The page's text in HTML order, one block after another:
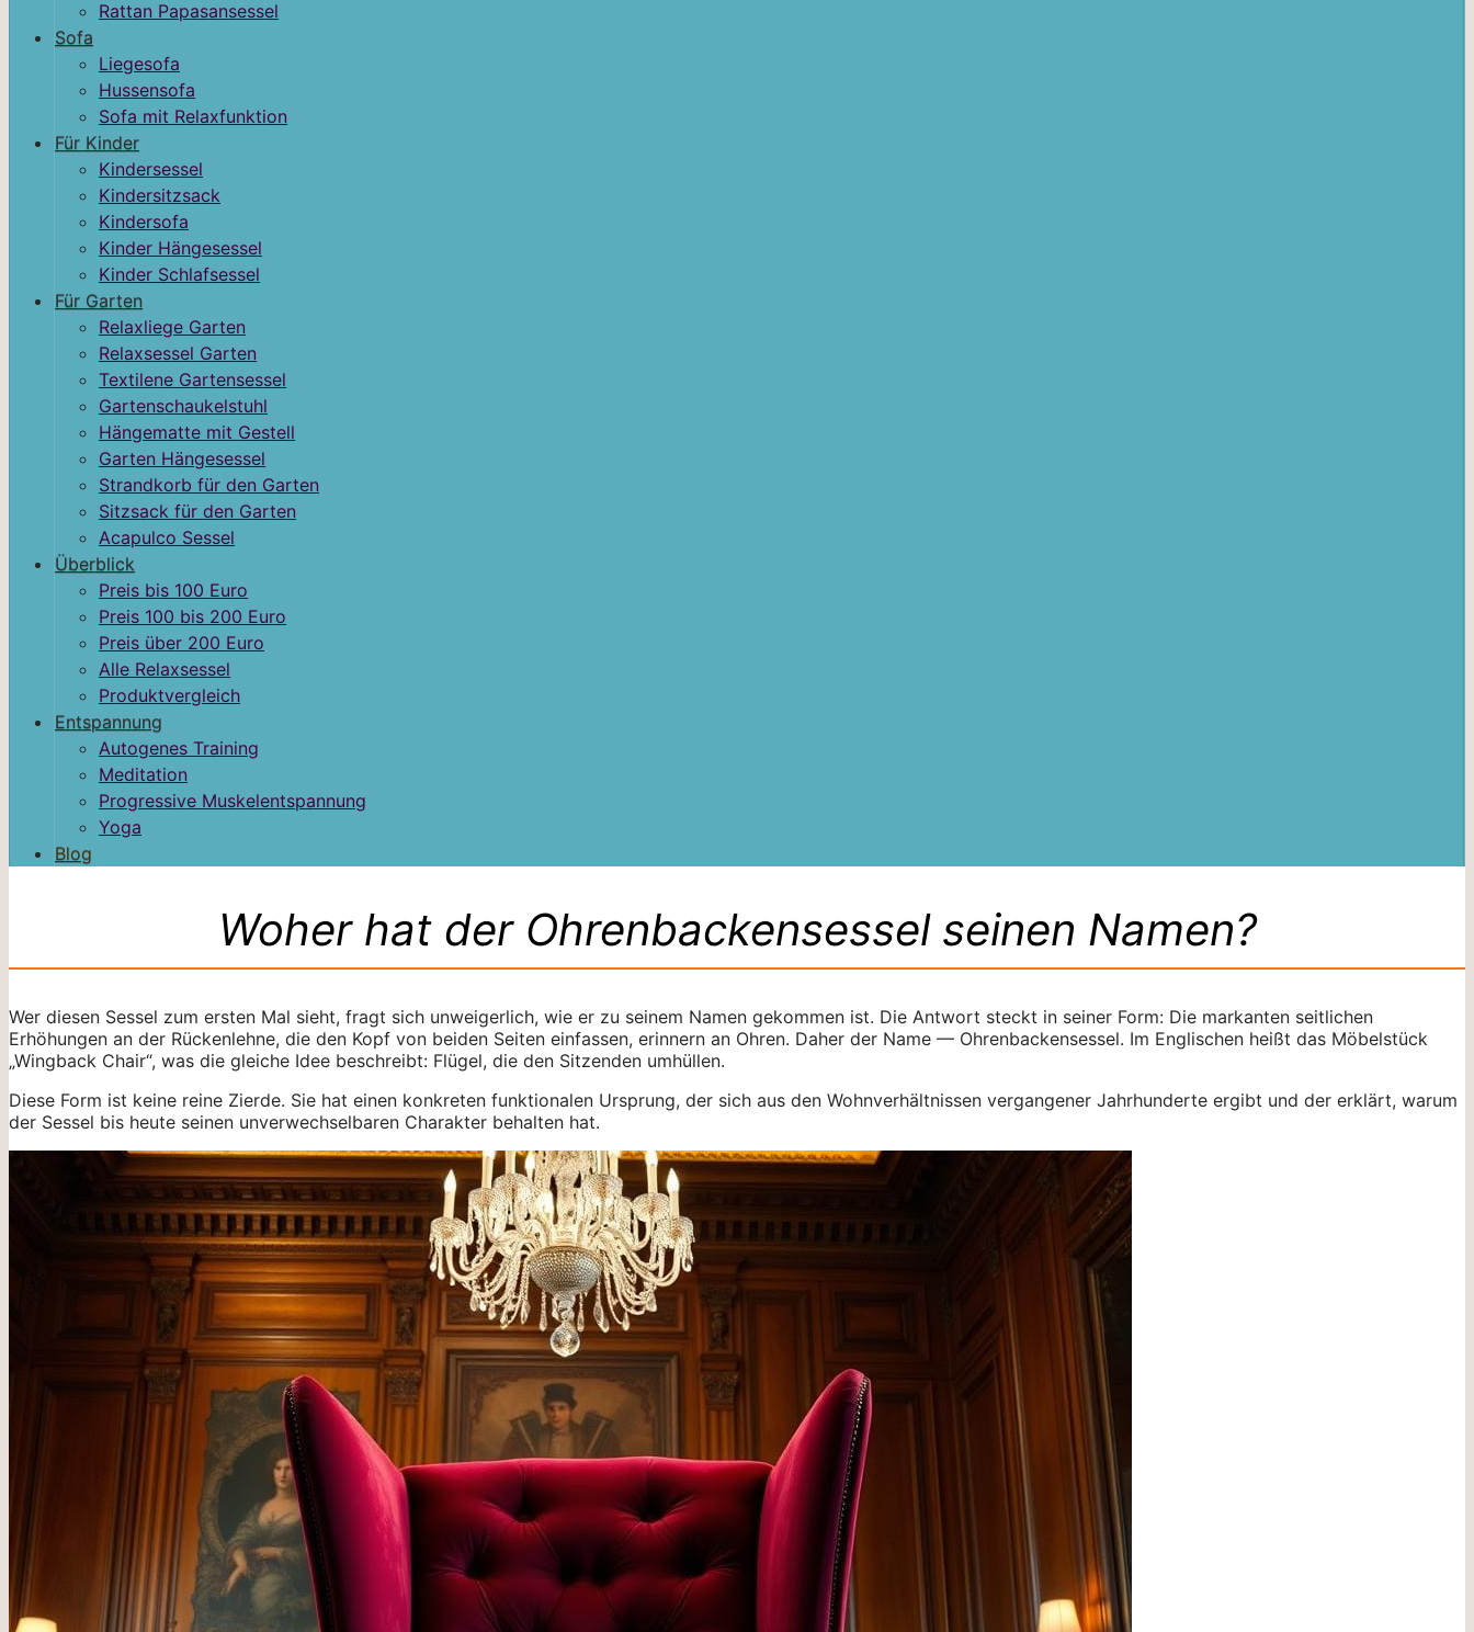
Rattan Papasansessel
Sofa
Liegesofa
Hussensofa
Sofa mit Relaxfunktion
Für Kinder
Kindersessel
Kindersitzsack
Kindersofa
Kinder Hängesessel
Kinder Schlafsessel
Für Garten
Relaxliege Garten
Relaxsessel Garten
Textilene Gartensessel
Gartenschaukelstuhl
Hängematte mit Gestell
Garten Hängesessel
Strandkorb für den Garten
Sitzsack für den Garten
Acapulco Sessel
Überblick
Preis bis 100 Euro
Preis 100 bis 200 Euro
Preis über 200 Euro
Alle Relaxsessel
Produktvergleich
Entspannung
Autogenes Training
Meditation
Progressive Muskelentspannung
Yoga
Blog
Woher hat der Ohrenbackensessel seinen Namen?
Wer diesen Sessel zum ersten Mal sieht, fragt sich unweigerlich, wie er zu seinem Namen gekommen ist. Die Antwort steckt in seiner Form: Die markanten seitlichen
Erhöhungen an der Rückenlehne, die den Kopf von beiden Seiten einfassen, erinnern an Ohren. Daher der Name — Ohrenbackensessel. Im Englischen heißt das Möbelstück
„Wingback Chair“, was die gleiche Idee beschreibt: Flügel, die den Sitzenden umhüllen.
Diese Form ist keine reine Zierde. Sie hat einen konkreten funktionalen Ursprung, der sich aus den Wohnverhältnissen vergangener Jahrhunderte ergibt und der erklärt, warum
der Sessel bis heute seinen unverwechselbaren Charakter behalten hat.